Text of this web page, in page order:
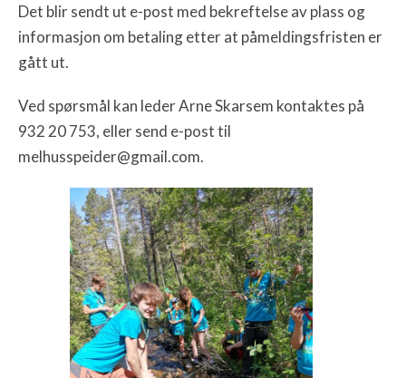
Det blir sendt ut e-post med bekreftelse av plass og
informasjon om betaling etter at påmeldingsfristen er
gått ut.
Ved spørsmål kan leder Arne Skarsem kontaktes på
932 20 753, eller send e-post til
melhusspeider@gmail.com.